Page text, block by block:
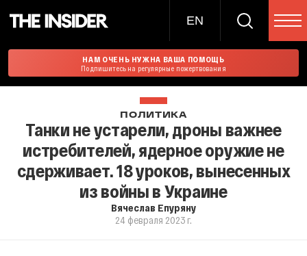
EN
НАМ ОЧЕНЬ НУЖНА ВАША ПОМОЩЬ
Подпишитесь на регулярные пожертвования
ПОЛИТИКА
Танки не устарели, дроны важнее
истребителей, ядерное оружие не
сдерживает. 18 уроков, вынесенных
из войны в Украине
Вячеслав Епуряну
24 февраля 2023 г.